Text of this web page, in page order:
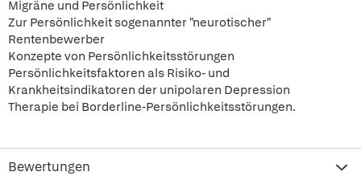
Migräne und Persönlichkeit
Zur Persönlichkeit sogenannter "neurotischer"
Rentenbewerber
Konzepte von Persönlichkeitsstörungen
Persönlichkeitsfaktoren als Risiko- und
Krankheitsindikatoren der unipolaren Depression
Therapie bei Borderline-Persönlichkeitsstörungen.
Bewertungen